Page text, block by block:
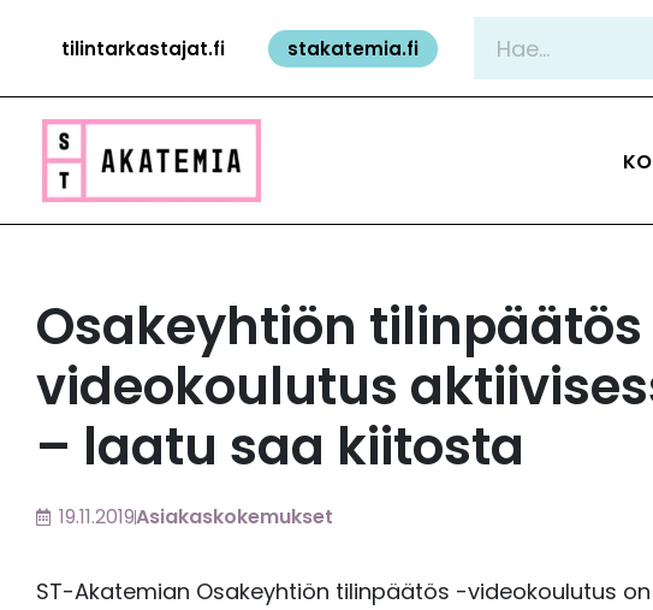
sisältööntilintarkastajat.fi stakatemia.fi
Osakeyhtiön
videokoulutus
– laatu saa kiitosta
19.11.2019Asiakaskokemukset
ST-Akatemian Osakeyhtiön tilinpäätös -videokoulutus